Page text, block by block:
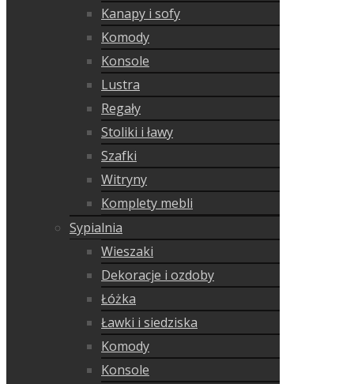
Kanapy i sofy
Komody
Konsole
Lustra
Regały
Stoliki i ławy
Szafki
Witryny
Komplety mebli
Sypialnia
Wieszaki
Dekoracje i ozdoby
Łóżka
Ławki i siedziska
Komody
Konsole